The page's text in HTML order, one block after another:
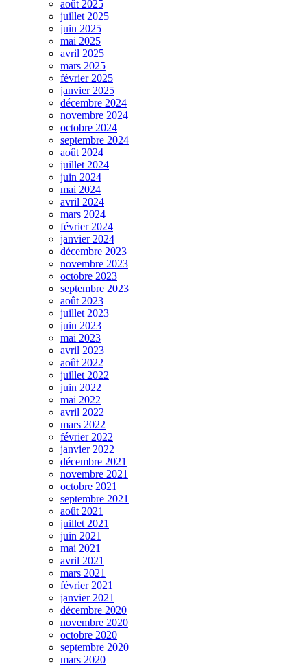
août 2025
juillet 2025
juin 2025
mai 2025
avril 2025
mars 2025
février 2025
janvier 2025
décembre 2024
novembre 2024
octobre 2024
septembre 2024
août 2024
juillet 2024
juin 2024
mai 2024
avril 2024
mars 2024
février 2024
janvier 2024
décembre 2023
novembre 2023
octobre 2023
septembre 2023
août 2023
juillet 2023
juin 2023
mai 2023
avril 2023
août 2022
juillet 2022
juin 2022
mai 2022
avril 2022
mars 2022
février 2022
janvier 2022
décembre 2021
novembre 2021
octobre 2021
septembre 2021
août 2021
juillet 2021
juin 2021
mai 2021
avril 2021
mars 2021
février 2021
janvier 2021
décembre 2020
novembre 2020
octobre 2020
septembre 2020
mars 2020